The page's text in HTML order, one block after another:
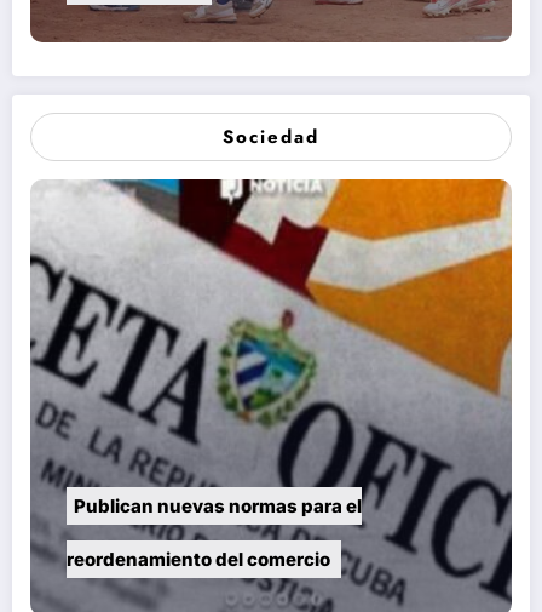
Sociedad
Publican nuevas normas para el
reordenamiento del comercio